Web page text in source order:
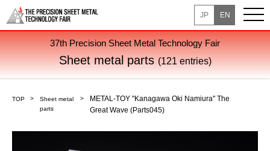
JP EN
37th Precision Sheet Metal Technology Fair
Sheet metal parts(121 entries)
TOP
Sheet metal
parts
METAL-TOY "Kanagawa Oki Namiura" The
Great Wave (Parts045)